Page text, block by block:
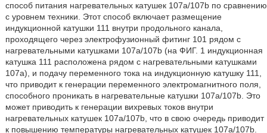
способ питания нагревательных катушек 107а/107b по сравнению
с уровнем техники. Этот способ включает размещение
индукционной катушки 111 внутри продольного канала,
проходящего через электрофузионный фитинг 101 рядом с
нагревательными катушками 107а/107b (на ФИГ. 1 индукционная
катушка 111 расположена рядом с нагревательными катушками
107а), и подачу переменного тока на индукционную катушку 111,
что приводит к генерации переменного электромагнитного поля,
способного проникать в нагревательные катушки 107а/107b. Это
может приводить к генерации вихревых токов внутри
нагревательных катушек 107а/107b, что в свою очередь приводит
к повышению температуры нагревательных катушек 107а/107b.